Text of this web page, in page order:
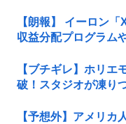
【朗報】 イーロン
収益分配プログラム
【ブチギレ】ホリエ
破！スタジオが凍り
【予想外】アメリカ